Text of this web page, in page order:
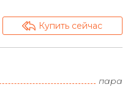
arrowshape_turn_up_left_2 Купить сейчас
пара